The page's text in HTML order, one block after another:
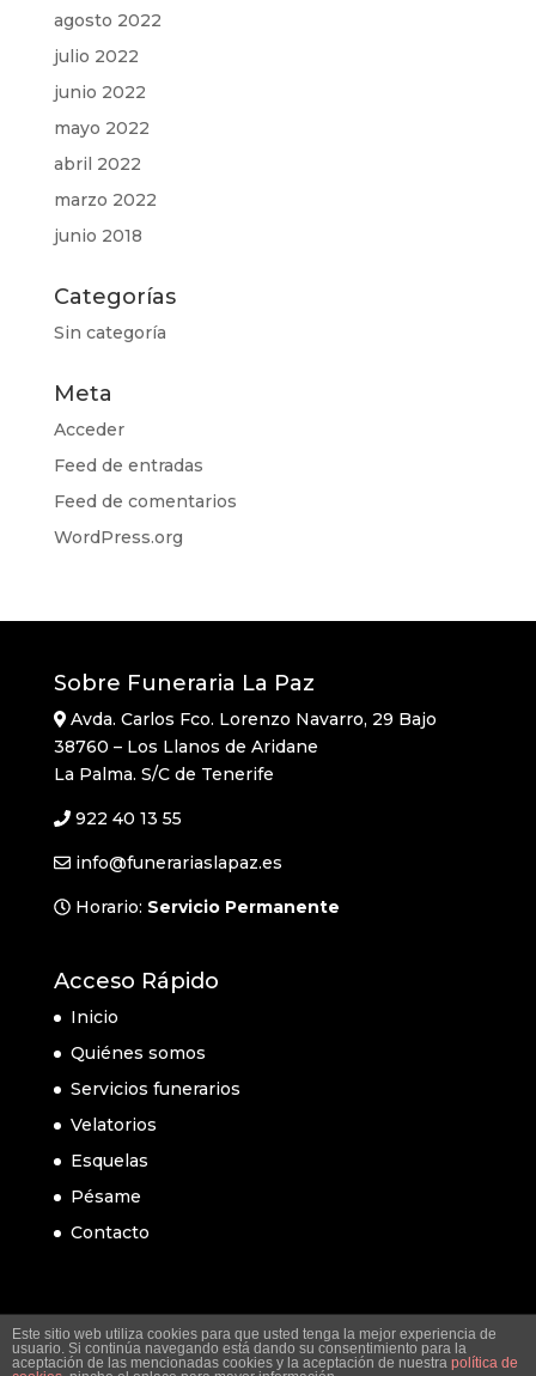
agosto 2022
julio 2022
junio 2022
mayo 2022
abril 2022
marzo 2022
junio 2018
Categorías
Sin categoría
Meta
Acceder
Feed de entradas
Feed de comentarios
WordPress.org
Sobre Funeraria La Paz
Avda. Carlos Fco. Lorenzo Navarro, 29 Bajo
38760 – Los Llanos de Aridane
La Palma. S/C de Tenerife
922 40 13 55
info@funerariaslapaz.es
Horario: Servicio Permanente
Acceso Rápido
Inicio
Quiénes somos
Servicios funerarios
Velatorios
Esquelas
Pésame
Contacto
Este sitio web utiliza cookies para que usted tenga la mejor experiencia de
usuario. Si continúa navegando está dando su consentimiento para la
aceptación de las mencionadas cookies y la aceptación de nuestra política de